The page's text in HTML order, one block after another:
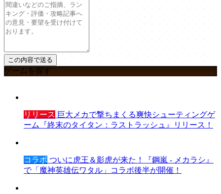
ゲームを探す
リリース 巨大メカで撃ちまくる爽快シューティングゲ
ーム『終末のタイタン：ラストラッシュ』リリース！
コラボ ついに虎王＆影虎が来た！『鋼嵐 - メカラシ』
で「魔神英雄伝ワタル」コラボ後半が開催！